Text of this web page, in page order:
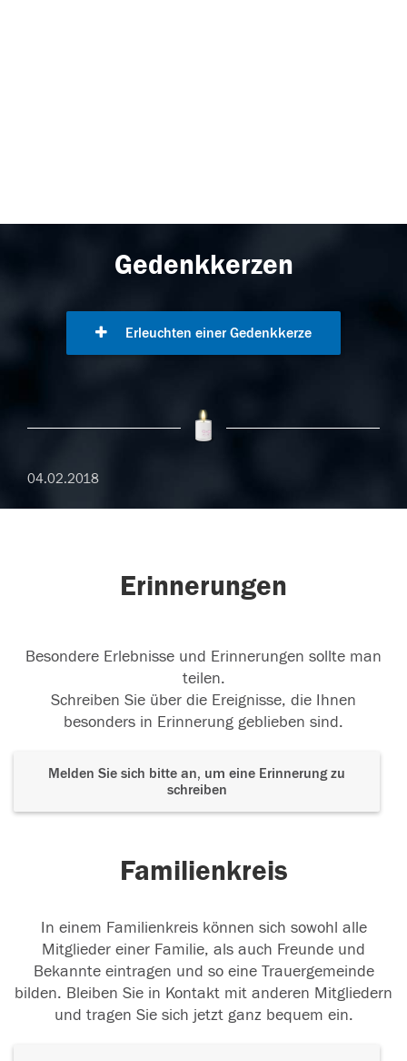
Gedenkkerzen
Erleuchten einer Gedenkkerze
04.02.2018
Erinnerungen
Besondere Erlebnisse und Erinnerungen sollte man
teilen.
Schreiben Sie über die Ereignisse, die Ihnen
besonders in Erinnerung geblieben sind.
Melden Sie sich bitte an, um eine Erinnerung zu
schreiben
Familienkreis
In einem Familienkreis können sich sowohl alle
Mitglieder einer Familie, als auch Freunde und
Bekannte eintragen und so eine Trauergemeinde
bilden. Bleiben Sie in Kontakt mit anderen Mitgliedern
und tragen Sie sich jetzt ganz bequem ein.